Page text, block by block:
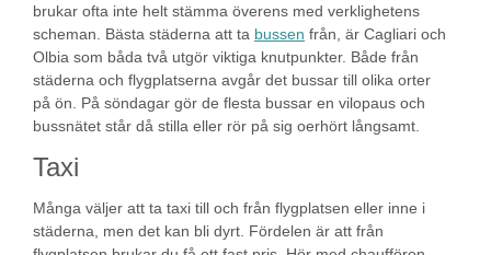
brukar ofta inte helt stämma överens med verklighetens
scheman. Bästa städerna att ta bussen från, är Cagliari och
Olbia som båda två utgör viktiga knutpunkter. Både från
städerna och flygplatserna avgår det bussar till olika orter
på ön. På söndagar gör de flesta bussar en vilopaus och
bussnätet står då stilla eller rör på sig oerhört långsamt.
Taxi
Många väljer att ta taxi till och från flygplatsen eller inne i
städerna, men det kan bli dyrt. Fördelen är att från